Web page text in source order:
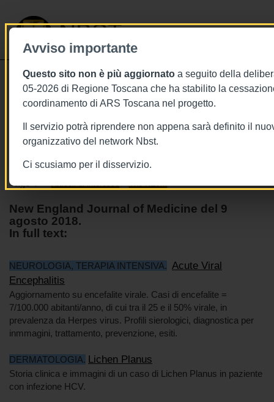
Avviso importante
Questo sito non è più aggiornato a seguito della
05-2026 di Regione Toscana che ha stabilito la
coordinamento di ARS Toscana nel progetto.
Il servizio potrà riprendere non appena sarà definito il
organizzativo del network Nbst.
Ci scusiamo per il disservizio.
NBST
Toggle
9 agosto - This week in The NEJM
Tags
New England Journal of Medicine del 9
agosto 2018.
In full text:
NEUROLOGIA, TERAPIA INTENSIVA. Acute Viral
Encephalitis
Aggiornamento su encefalite virale. Casi di encefalite =
7/100.000 abitanti/anno, di cui tra il 25 e il 50% virale, in
prevalenza da Herpes virus. Profili sierologici, diagnostica per
inmmagini, trattamento, prevenzione, esiti.
DERMATOLOGIA. Lichen Planus
Storia clinica e immagini di un caso di Lichen Planus in paziente
con infezione HCV.